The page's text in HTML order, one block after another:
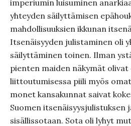
imperiumin luisuminen
yhteyden säilyttämisen
mahdollisuuksien ikkunan
Itsenäisyyden julistaminen oli
säilyttäminen toinen. Ilman
pienten maiden näkymät
liittoutumisessa piili myös
monet kansakunnat saivat
Suomen itsenäisyysjulistuksen
sisällissotaan. Sota oli lyhyt